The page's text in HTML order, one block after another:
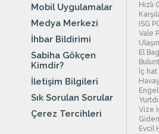
Mobil Uygulamalar
Medya Merkezi
İhbar Bildirimi
Sabiha Gökçen
Kimdir?
İletişim Bilgileri
Sık Sorulan Sorular
Çerez Tercihleri
ISG
Vale
El
İç hat
Vize
Evcil